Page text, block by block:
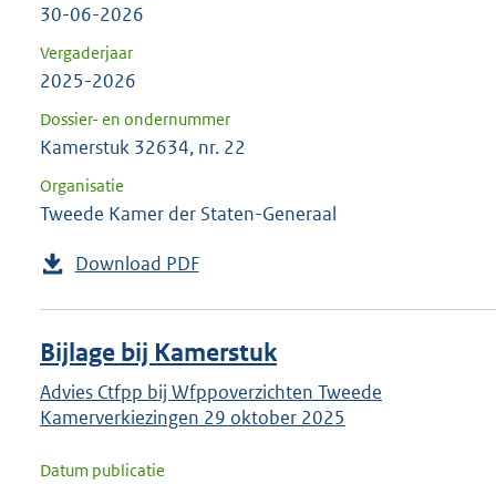
30-06-2026
Vergaderjaar
2025-2026
Dossier- en ondernummer
Kamerstuk 32634, nr. 22
Organisatie
Tweede Kamer der Staten-Generaal
Download PDF
Bijlage bij Kamerstuk
Advies Ctfpp bij Wfppoverzichten Tweede
Kamerverkiezingen 29 oktober 2025
Datum publicatie